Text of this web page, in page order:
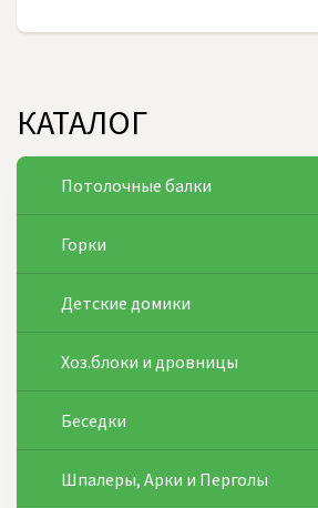
КАТАЛОГ
Потолочные балки
Горки
Детские домики
Хоз.блоки и дровницы
Беседки
Шпалеры, Арки и Перголы